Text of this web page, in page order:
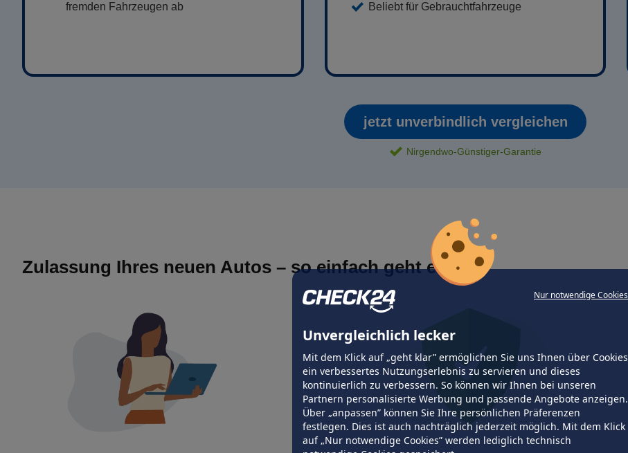
Nur notwendige Cookies
Unvergleichlich lecker
Mit dem Klick auf „geht klar” ermöglichen Sie uns Ihnen über Cookies
ein verbessertes Nutzungserlebnis zu servieren und dieses
kontinuierlich zu verbessern. So können wir Ihnen bei unseren
Partnern personalisierte Werbung und passende Angebote anzeigen.
Über „anpassen” können Sie Ihre persönlichen Präferenzen
festlegen. Dies ist auch nachträglich jederzeit möglich. Mit dem Klick
auf „Nur notwendige Cookies” werden lediglich technisch
fremden Fahrzeugen ab
Beliebt für Gebrauchtfahrzeuge
jetzt unverbindlich vergleichen
Nirgendwo-Günstiger-Garantie
Zulassung Ihres neuen Autos – so einfach geht es